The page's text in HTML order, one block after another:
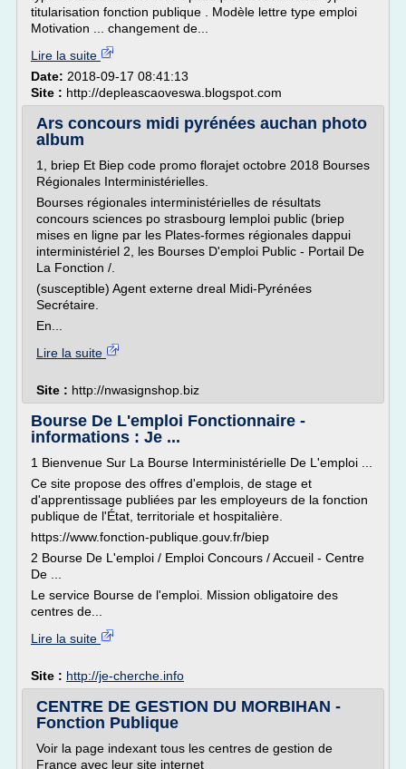
titularisation fonction publique . Modèle lettre type emploi
Motivation ... changement de...
Lire la suite
Date: 2018-09-17 08:41:13
Site : http://depleascaoveswa.blogspot.com
Ars concours midi pyrénées auchan photo
album
1, briep Et Biep code promo florajet octobre 2018 Bourses
Régionales Interministérielles.
Bourses régionales interministérielles de résultats
concours sciences po strasbourg lemploi public (briep
mises en ligne par les Plates-formes régionales dappui
interministériel 2, les Bourses D'emploi Public - Portail De
La Fonction /.
(susceptible) Agent externe dreal Midi-Pyrénées
Secrétaire.
En...
Lire la suite
Site : http://nwasignshop.biz
Bourse De L'emploi Fonctionnaire -
informations : Je ...
1 Bienvenue Sur La Bourse Interministérielle De L'emploi ...
Ce site propose des offres d'emplois, de stage et
d'apprentissage publiées par les employeurs de la fonction
publique de l'État, territoriale et hospitalière.
https://www.fonction-publique.gouv.fr/biep
2 Bourse De L'emploi / Emploi Concours / Accueil - Centre
De ...
Le service Bourse de l'emploi. Mission obligatoire des
centres de...
Lire la suite
Site : http://je-cherche.info
CENTRE DE GESTION DU MORBIHAN -
Fonction Publique
Voir la page indexant tous les centres de gestion de
France avec leur site internet